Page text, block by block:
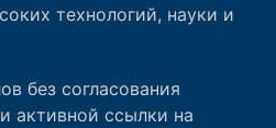
технологий, науки и
без согласования
активной ссылки на